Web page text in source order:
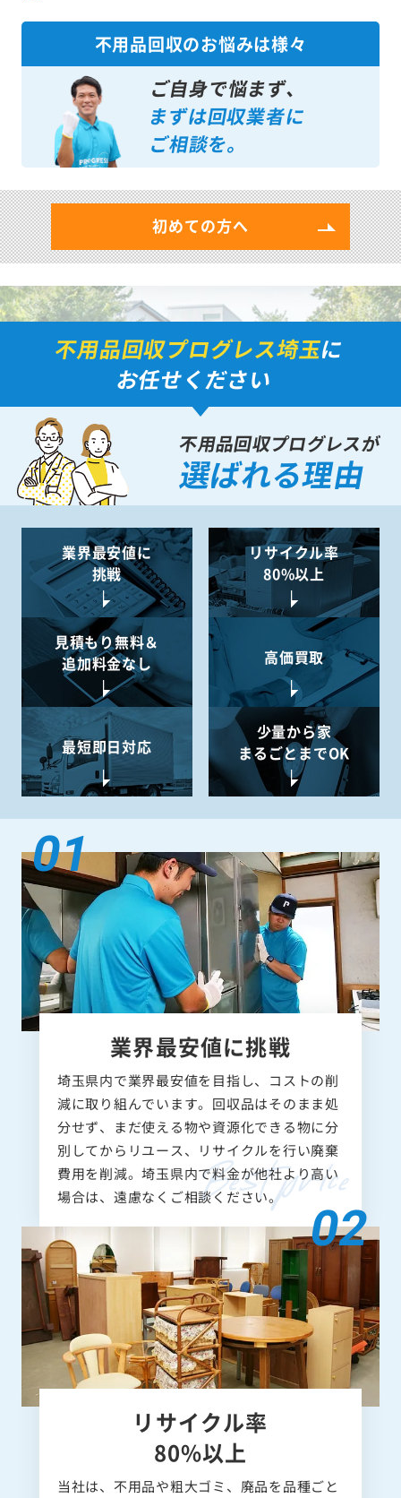
不用品回収のお悩みは様々
ご自身で悩まず、
まずは回収業者に
ご相談を。
初めての方へ
不用品回収プログレス埼玉に
お任せください
不用品回収プログレスが
選ばれる理由
業界最安値に
挑戦
リサイクル率
80%以上
見積もり無料＆
追加料金なし
高価買取
最短即日対応
少量から家
まるごとまでOK
業界最安値に挑戦
埼玉県内で業界最安値を目指し、コストの削
減に取り組んでいます。回収品はそのまま処
分せず、まだ使える物や資源化できる物に分
別してからリユース、リサイクルを行い廃棄
費用を削減。埼玉県内で料金が他社より高い
場合は、遠慮なくご相談ください。
リサイクル率
80%以上
当社は、不用品や粗大ゴミ、廃品を品種ごと